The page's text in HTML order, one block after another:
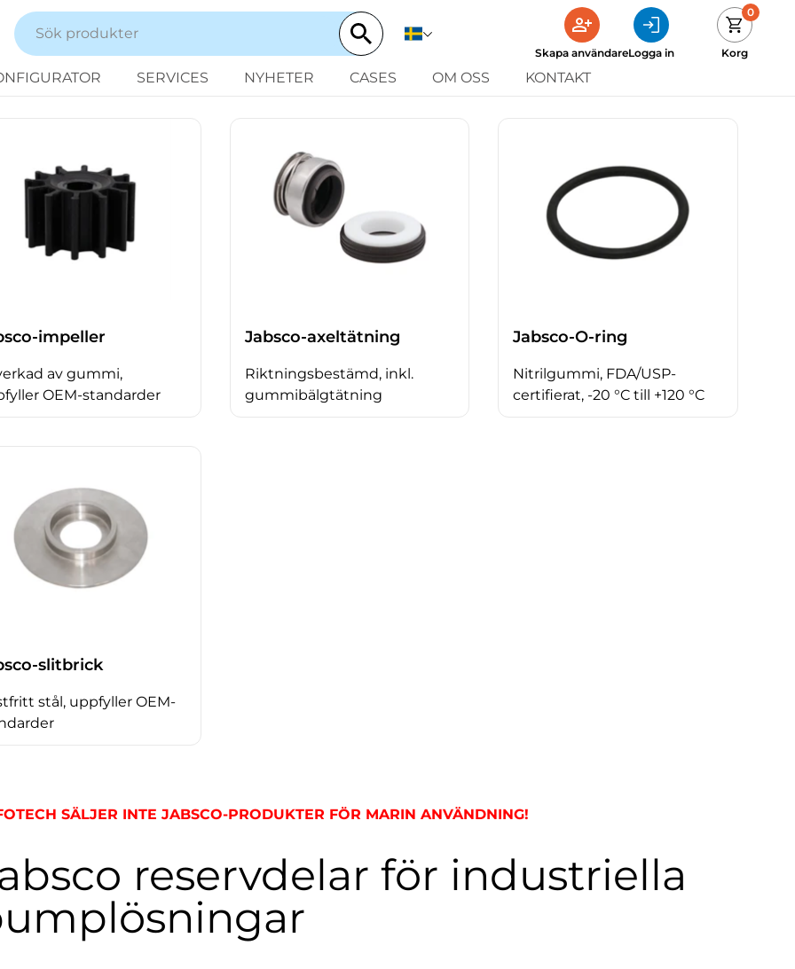
Skapa användareLogga in
0
Korg
SERVICES NYHETER CASES OM OSS KONTAKT
impeller
av gummi,
OEM-standarder
Jabsco-axeltätning
Riktningsbestämd, inkl.
gummibälgtätning
Jabsco-O-ring
Nitrilgummi, FDA/USP-
certifierat, -20 °C till +120 °C
slitbrick
stål, uppfyller OEM-
SÄLJER INTE JABSCO-PRODUKTER FÖR MARIN ANVÄNDNING!
reservdelar för industriella